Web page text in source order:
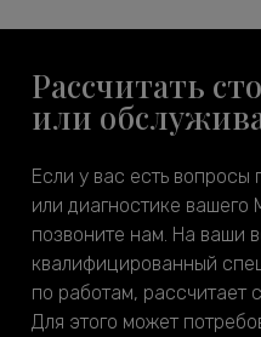
Рассчитать
или
Если у вас есть
или диагностике вашего
позвоните нам. На ваши
квалифицированный
по работам, рассчитает
Для этого может